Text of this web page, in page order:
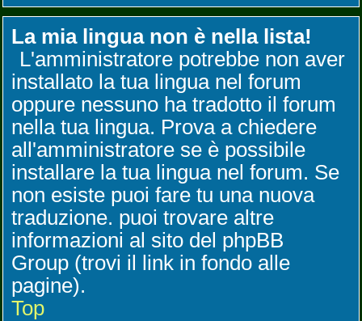
La mia lingua non è nella lista!
L'amministratore potrebbe non aver
installato la tua lingua nel forum
oppure nessuno ha tradotto il forum
nella tua lingua. Prova a chiedere
all'amministratore se è possibile
installare la tua lingua nel forum. Se
non esiste puoi fare tu una nuova
traduzione. puoi trovare altre
informazioni al sito del phpBB
Group (trovi il link in fondo alle
pagine).
Top